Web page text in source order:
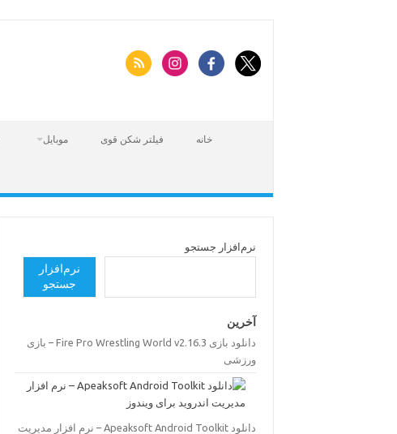
خانه فیلتر شکن قوی موبایل
نرم‌افزار جستجو
نرم‌افزار
جستجو
آخرین
دانلود بازی Fire Pro Wrestling World v2.16.3 – بازی
ورزشی
دانلود Apeaksoft Android Toolkit – نرم افزار مدیریت